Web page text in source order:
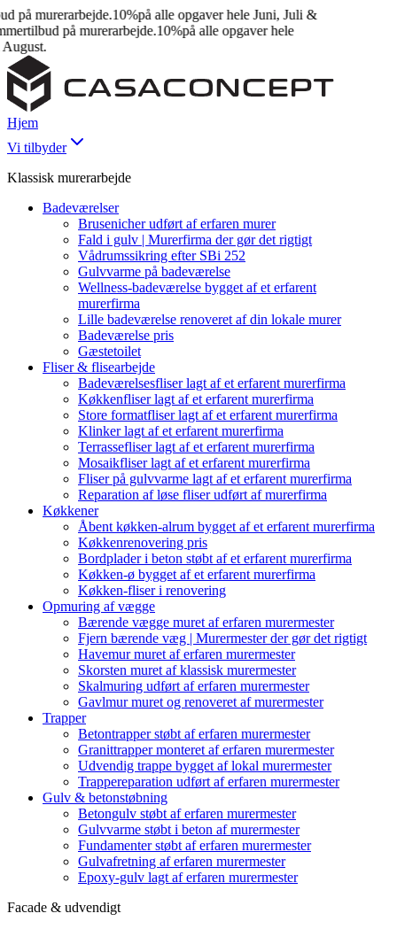
på murerarbejde.10%på alle opgaver hele Juni, Juli &
på murerarbejde.10%på alle opgaver hele
Hjem
Vi tilbyder
Klassisk murerarbejde
Badeværelser
Brusenicher udført af erfaren murer
Fald i gulv | Murerfirma der gør det rigtigt
Vådrumssikring efter SBi 252
Gulvvarme på badeværelse
Wellness-badeværelse bygget af et erfarent
murerfirma
Lille badeværelse renoveret af din lokale murer
Badeværelse pris
Gæstetoilet
Fliser & flisearbejde
Badeværelsesfliser lagt af et erfarent murerfirma
Køkkenfliser lagt af et erfarent murerfirma
Store formatfliser lagt af et erfarent murerfirma
Klinker lagt af et erfarent murerfirma
Terrassefliser lagt af et erfarent murerfirma
Mosaikfliser lagt af et erfarent murerfirma
Fliser på gulvvarme lagt af et erfarent murerfirma
Reparation af løse fliser udført af murerfirma
Køkkener
Åbent køkken-alrum bygget af et erfarent murerfirma
Køkkenrenovering pris
Bordplader i beton støbt af et erfarent murerfirma
Køkken-ø bygget af et erfarent murerfirma
Køkken-fliser i renovering
Opmuring af vægge
Bærende vægge muret af erfaren murermester
Fjern bærende væg | Murermester der gør det rigtigt
Havemur muret af erfaren murermester
Skorsten muret af klassisk murermester
Skalmuring udført af erfaren murermester
Gavlmur muret og renoveret af murermester
Trapper
Betontrapper støbt af erfaren murermester
Granittrapper monteret af erfaren murermester
Udvendig trappe bygget af lokal murermester
Trappereparation udført af erfaren murermester
Gulv & betonstøbning
Betongulv støbt af erfaren murermester
Gulvvarme støbt i beton af murermester
Fundamenter støbt af erfaren murermester
Gulvafretning af erfaren murermester
Epoxy-gulv lagt af erfaren murermester
Facade & udvendigt